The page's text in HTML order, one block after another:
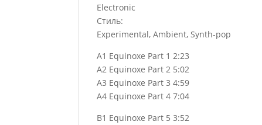
Electronic
Стиль:
Experimental, Ambient, Synth-pop
A1 Equinoxe Part 1 2:23
A2 Equinoxe Part 2 5:02
A3 Equinoxe Part 3 4:59
A4 Equinoxe Part 4 7:04
B1 Equinoxe Part 5 3:52